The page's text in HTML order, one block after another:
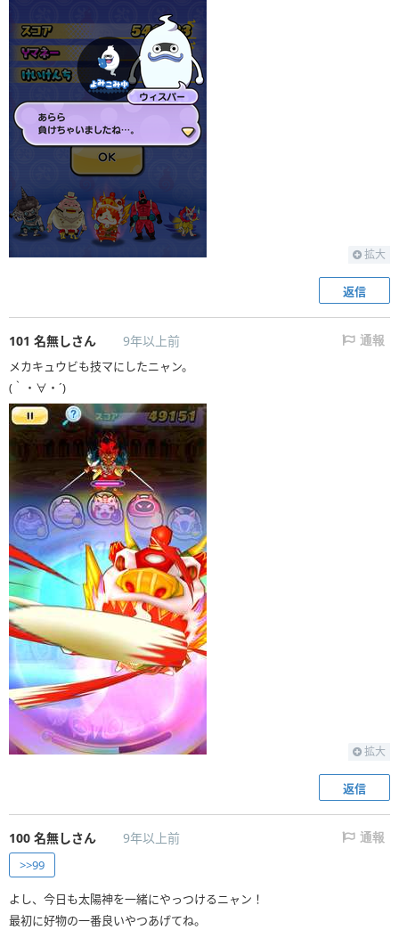
拡大
返信
101 名無しさん 9年以上前 通報
メカキュウビも技マにしたニャン。
(｀・∀・´)
拡大
返信
100 名無しさん 9年以上前 通報
>>99
よし、今日も太陽神を一緒にやっつけるニャン！
最初に好物の一番良いやつあげてね。